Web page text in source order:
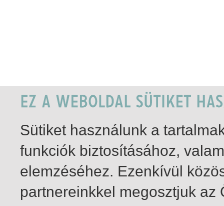
Sütiket használunk a
funkciók biztosításához,
elemzéséhez. Ezenkívül
partnereinkkel megosztjuk